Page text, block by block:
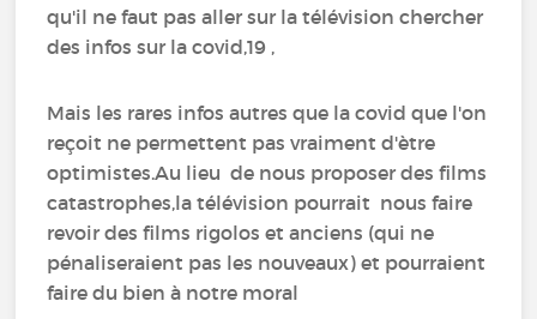
qu'il ne faut pas aller sur la télévision chercher
des infos sur la covid,19 ,
Mais les rares infos autres que la covid que l'on
reçoit ne permettent pas vraiment d'ètre
optimistes.Au lieu de nous proposer des films
catastrophes,la télévision pourrait nous faire
revoir des films rigolos et anciens (qui ne
pénaliseraient pas les nouveaux) et pourraient
faire du bien à notre moral